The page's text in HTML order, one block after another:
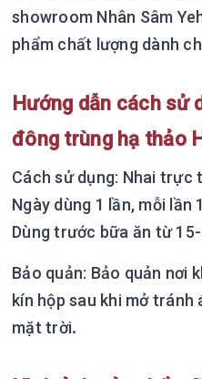
showroom Nhân Sâm
phẩm chất lượng dành
Hướng dẫn cách sử
đông trùng hạ thảo
Cách sử dụng: Nhai trực
Ngày dùng 1 lần, mỗi lần 1
Dùng trước bữa ăn từ
Bảo quản: Bảo quản nơi
kín hộp sau khi mở
mặt trời.